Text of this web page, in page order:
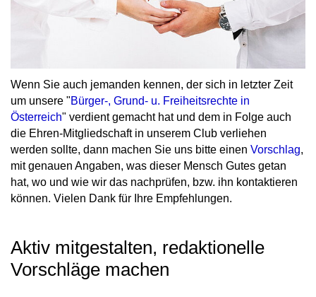
Wenn Sie auch jemanden kennen, der sich in letzter Zeit
um unsere "Bürger-, Grund- u. Freiheitsrechte in
Österreich" verdient gemacht hat und dem in Folge auch
die Ehren-Mitgliedschaft in unserem Club verliehen
werden sollte, dann machen Sie uns bitte einen Vorschlag,
mit genauen Angaben, was dieser Mensch Gutes getan
hat, wo und wie wir das nachprüfen, bzw. ihn kontaktieren
können. Vielen Dank für Ihre Empfehlungen.
Aktiv mitgestalten, redaktionelle
Vorschläge machen